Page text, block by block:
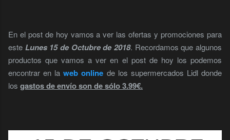
En el post de hoy vamos a ver las ofertas y promociones para
este Lunes 15 de Octubre de 2018. Recordamos que algunos
productos que vamos a ver en el post de hoy los podemos
encontrar en laweb online de los supermercados Lidl donde
los gastos de envío son de sólo 3.99€.